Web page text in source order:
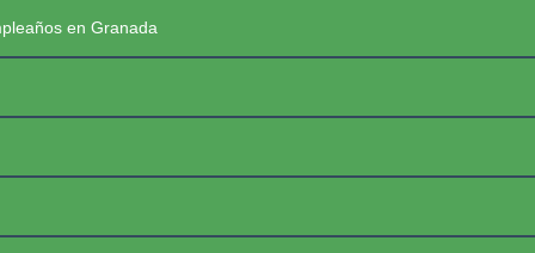
en Granada
FotoBaby Granada